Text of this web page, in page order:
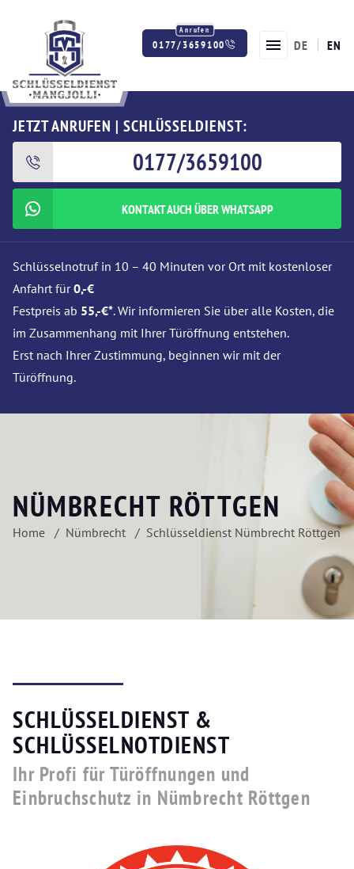
0177/3659100 DE EN
JETZT ANRUFEN | SCHLÜSSELDIENST:
0177/3659100
KONTAKT AUCH ÜBER WHATSAPP
Schlüsselnotruf in 10 – 40 Minuten vor Ort mit kostenloser
Anfahrt für0,-€
Festpreis ab 55,-€*. Wir informieren Sie über alle Kosten, die
im Zusammenhang mit Ihrer Türöffnung entstehen.
Erst nach Ihrer Zustimmung, beginnen wir mit der
Türöffnung.
NÜMBRECHT RÖTTGEN
Home Nümbrecht Schlüsseldienst Nümbrecht Röttgen
SCHLÜSSELDIENST &
SCHLÜSSELNOTDIENST
Ihr Profi für Türöffnungen und
Einbruchschutz in Nümbrecht Röttgen